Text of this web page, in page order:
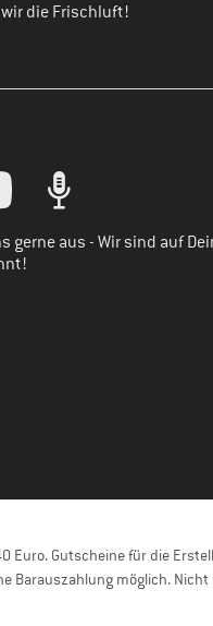
die Frischluft!
Kundenkonto
gerne aus - Wir sind auf
Gutscheine für die
Barauszahlung möglich.